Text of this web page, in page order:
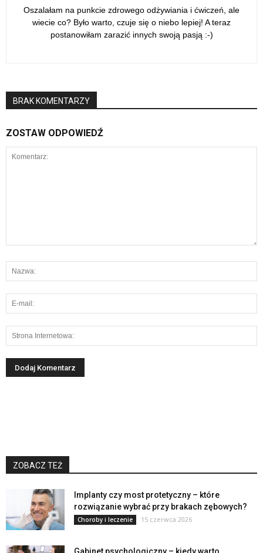
Oszalałam na punkcie zdrowego odżywiania i ćwiczeń, ale
wiecie co? Było warto, czuje się o niebo lepiej! A teraz
postanowiłam zarazić innych swoją pasją :-)
BRAK KOMENTARZY
ZOSTAW ODPOWIEDŹ
ZOBACZ TEŻ
Implanty czy most protetyczny – które
rozwiązanie wybrać przy brakach zębowych?
Choroby i leczenie 15 czerwca 2026